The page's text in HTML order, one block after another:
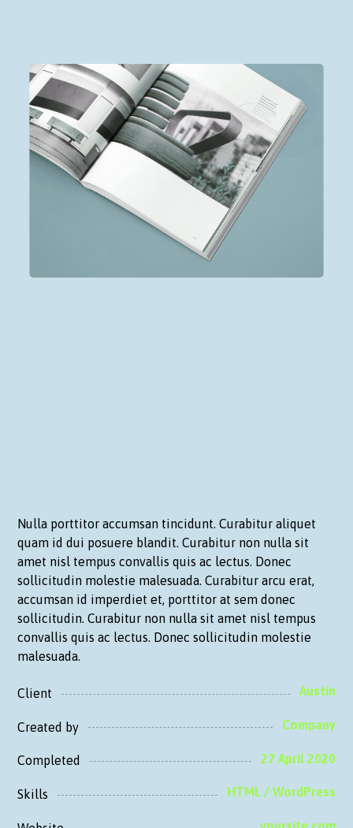
Nulla porttitor accumsan tincidunt. Curabitur aliquet
quam id dui posuere blandit. Curabitur non nulla sit
amet nisl tempus convallis quis ac lectus. Donec
sollicitudin molestie malesuada. Curabitur arcu erat,
accumsan id imperdiet et, porttitor at sem donec
sollicitudin. Curabitur non nulla sit amet nisl tempus
convallis quis ac lectus. Donec sollicitudin molestie
malesuada.
Client Austin
Created by Company
Completed 27 April 2020
Skills HTML / WordPress